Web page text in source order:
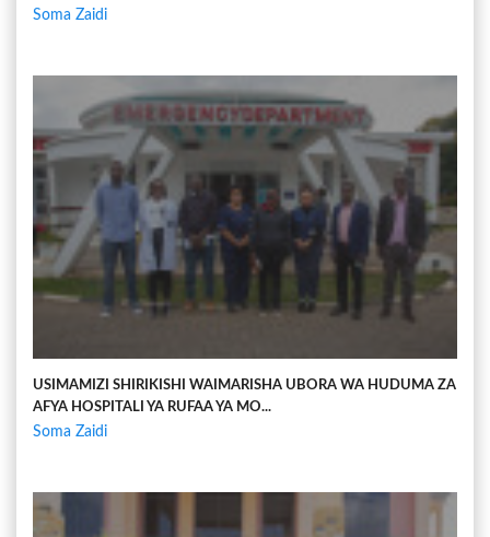
Soma Zaidi
USIMAMIZI SHIRIKISHI WAIMARISHA UBORA WA HUDUMA ZA
AFYA HOSPITALI YA RUFAA YA MO...
Soma Zaidi